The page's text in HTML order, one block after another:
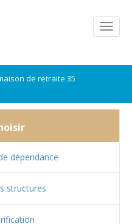
de retraite 35
dépendance
structures